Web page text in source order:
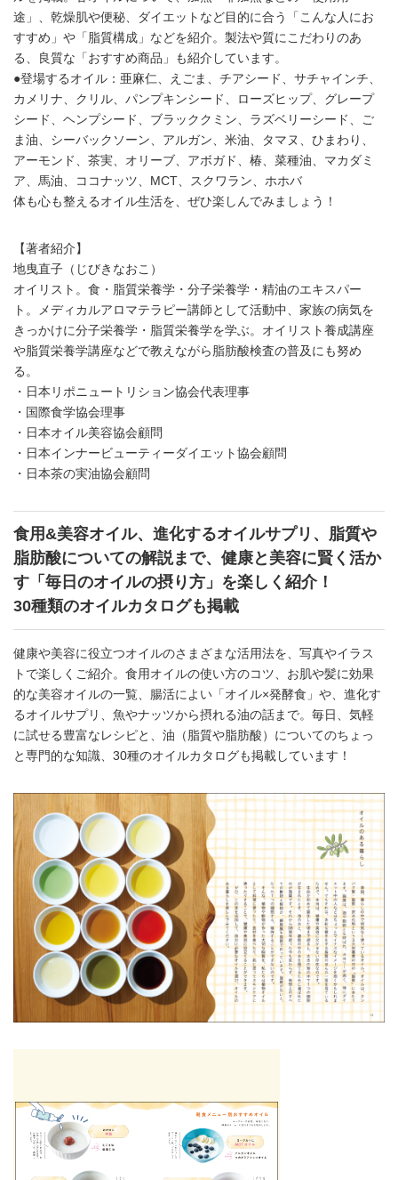
途」、乾燥肌や便秘、ダイエットなど目的に合う「こんな人にお
すすめ」や「脂質構成」などを紹介。製法や質にこだわりのあ
る、良質な「おすすめ商品」も紹介しています。
●登場するオイル：亜麻仁、えごま、チアシード、サチャインチ、
カメリナ、クリル、パンプキンシード、ローズヒップ、グレープ
シード、ヘンプシード、ブラッククミン、ラズベリーシード、ご
ま油、シーバックソーン、アルガン、米油、タマヌ、ひまわり、
アーモンド、茶実、オリーブ、アボガド、椿、菜種油、マカダミ
ア、馬油、ココナッツ、MCT、スクワラン、ホホバ
体も心も整えるオイル生活を、ぜひ楽しんでみましょう！
【著者紹介】
地曳直子（じびきなおこ）
オイリスト。食・脂質栄養学・分子栄養学・精油のエキスパー
ト。メディカルアロマテラピー講師として活動中、家族の病気を
きっかけに分子栄養学・脂質栄養学を学ぶ。オイリスト養成講座
や脂質栄養学講座などで教えながら脂肪酸検査の普及にも努め
る。
・日本リポニュートリション協会代表理事
・国際食学協会理事
・日本オイル美容協会顧問
・日本インナービューティーダイエット協会顧問
・日本茶の実油協会顧問
食用&美容オイル、進化するオイルサプリ、脂質や
脂肪酸についての解説まで、健康と美容に賢く活か
す「毎日のオイルの摂り方」を楽しく紹介！
30種類のオイルカタログも掲載
健康や美容に役立つオイルのさまざまな活用法を、写真やイラス
トで楽しくご紹介。食用オイルの使い方のコツ、お肌や髪に効果
的な美容オイルの一覧、腸活によい「オイル×発酵食」や、進化す
るオイルサプリ、魚やナッツから摂れる油の話まで。毎日、気軽
に試せる豊富なレシピと、油（脂質や脂肪酸）についてのちょっ
と専門的な知識、30種のオイルカタログも掲載しています！